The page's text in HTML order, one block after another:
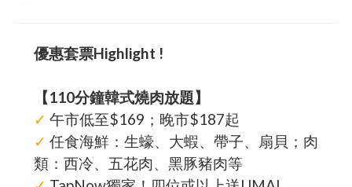
優惠套票Highlight !
【110分鐘韓式燒肉放題】
✓ 午市低至$169；晚市$187起
✓ 任食海鮮：生蠔、大蝦、帶子、扇貝；肉
類：西冷、五花肉、黑豚豬肉等